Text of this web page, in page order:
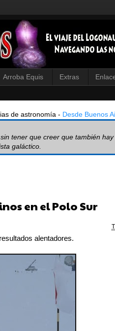
Arroba Equis Extras
de astronomía - Desde Buenos
tener que creer que también
galáctico.
en el Polo Sur
alentadores.